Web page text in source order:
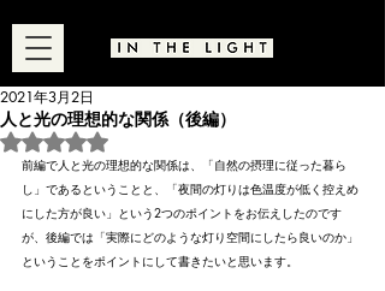
人と光の理想的な関係（後編）
2021年3月2日
5つ星のうちNaNと評価されています。
前編で人と光の理想的な関係は、「自然の摂理に従った暮ら
し」であるということと、「夜間の灯りは色温度が低く控えめ
にした方が良い」という2つのポイントをお伝えしたのです
が、後編では「実際にどのような灯り空間にしたら良いのか」
ということをポイントにして書きたいと思います。